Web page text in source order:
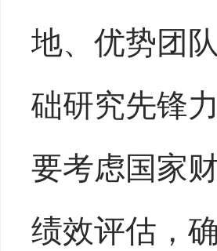
地、优势团
础研究先锋
要考虑国家
绩效评估，